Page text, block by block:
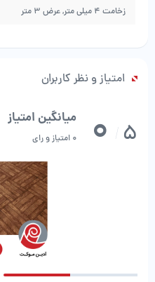
زخامت 4 میلی متر, عرض 3 متر
امتیاز و نظر کاربران
5
0 میانگین امتیاز
0 امتیاز و رای